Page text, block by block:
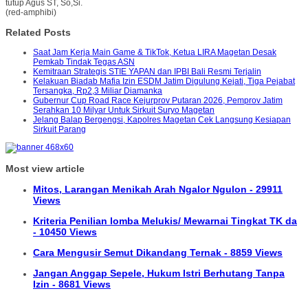
tutup Agus ST, So,Si.
(red-amphibi)
Related Posts
Saat Jam Kerja Main Game & TikTok, Ketua LIRA Magetan Desak
Pemkab Tindak Tegas ASN
Kemitraan Strategis STIE YAPAN dan IPBI Bali Resmi Terjalin
Kelakuan Biadab Mafia Izin ESDM Jatim Digulung Kejati, Tiga Pejabat
Tersangka, Rp2,3 Miliar Diamanka
Gubernur Cup Road Race Kejurprov Putaran 2026, Pemprov Jatim
Serahkan 10 Milyar Untuk Sirkuit Suryo Magetan
Jelang Balap Bergengsi, Kapolres Magetan Cek Langsung Kesiapan
Sirkuit Parang
Most view article
Mitos, Larangan Menikah Arah Ngalor Ngulon - 29911
Views
Kriteria Penilian lomba Melukis/ Mewarnai Tingkat TK da
- 10450 Views
Cara Mengusir Semut Dikandang Ternak - 8859 Views
Jangan Anggap Sepele, Hukum Istri Berhutang Tanpa
Izin - 8681 Views